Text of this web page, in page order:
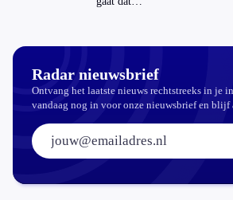
Radar nieuwsbrief
Ontvang het laatste nieuws rechtstreeks in je
vandaag nog in voor onze nieuwsbrief en
E-mailadres: